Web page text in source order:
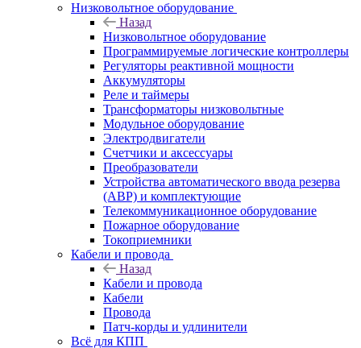
Низковольтное оборудование
Назад
Низковольтное оборудование
Программируемые логические контроллеры
Регуляторы реактивной мощности
Аккумуляторы
Реле и таймеры
Трансформаторы низковольтные
Модульное оборудование
Электродвигатели
Счетчики и аксессуары
Преобразователи
Устройства автоматического ввода резерва
(АВР) и комплектующие
Телекоммуникационное оборудование
Пожарное оборудование
Токоприемники
Кабели и провода
Назад
Кабели и провода
Кабели
Провода
Патч-корды и удлинители
Всё для КПП